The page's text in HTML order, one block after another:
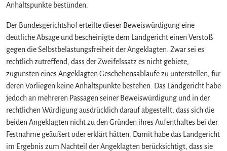
Anhaltspunkte bestünden.
Der Bundesgerichtshof erteilte dieser Beweiswürdigung eine
deutliche Absage und bescheinigte dem Landgericht einen Verstoß
gegen die Selbstbelastungsfreiheit der Angeklagten. Zwar sei es
rechtlich zutreffend, dass der Zweifelssatz es nicht gebiete,
zugunsten eines Angeklagten Geschehensabläufe zu unterstellen, für
deren Vorliegen keine Anhaltspunkte bestehen. Das Landgericht habe
jedoch an mehreren Passagen seiner Beweiswürdigung und in der
rechtlichen Würdigung ausdrücklich darauf abgestellt, dass sich die
beiden Angeklagten nicht zu den Gründen ihres Aufenthaltes bei der
Festnahme geäußert oder erklärt hätten. Damit habe das Landgericht
im Ergebnis zum Nachteil der Angeklagten berücksichtigt, dass sie